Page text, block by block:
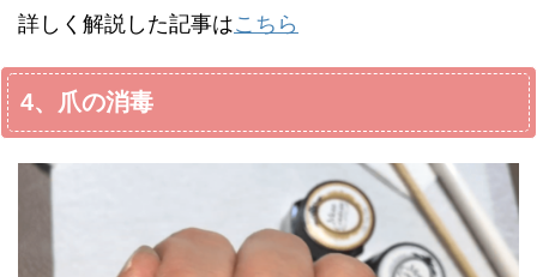
詳しく解説した記事はこちら
4、爪の消毒